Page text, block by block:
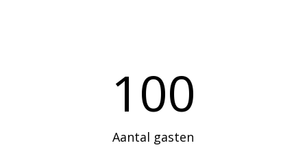
100
Aantal gasten